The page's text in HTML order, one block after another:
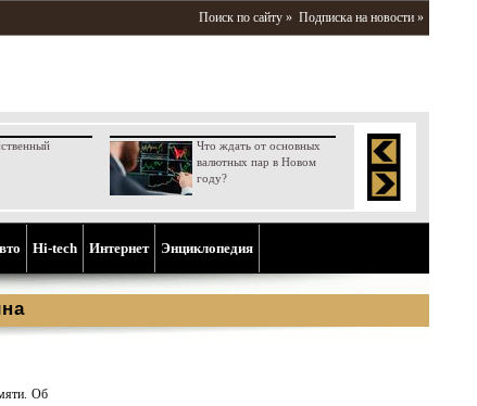
Поиск по сайту » Подписка на новости »
Что ждать от основных
валютных пар в Новом
году?
Hi-tech Интернет Энциклопедия
Об